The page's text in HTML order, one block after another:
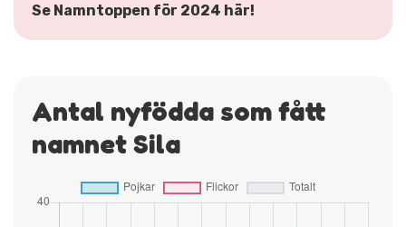
Se Namntoppen för 2024 här!
Antal nyfödda som fått
namnet Sila